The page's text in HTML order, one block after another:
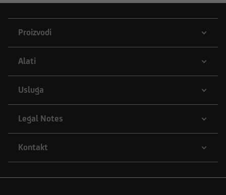
Proizvodi
Alati
Usluga
Legal Notes
Kontakt